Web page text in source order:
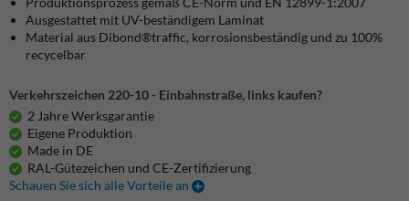
Ausgestattet mit UV-beständigem Laminat
Material aus Dibond®traffic, korrosionsbeständig und zu 100%
recycelbar
Verkehrszeichen 220-10 - Einbahnstraße, links kaufen?
2 Jahre Werksgarantie
Eigene Produktion
Made in DE
RAL-Gütezeichen und CE-Zertifizierung
Schauen Sie sich alle Vorteile an